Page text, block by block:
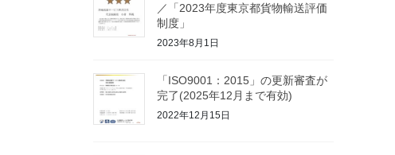
／「2023年度東京都貨物輸送評価
制度」
2023年8月1日
「ISO9001：2015」の更新審査が
完了(2025年12月まで有効)
2022年12月15日